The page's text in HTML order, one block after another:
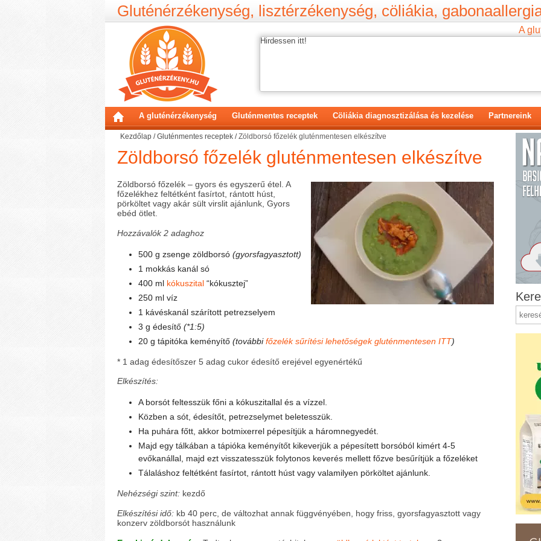
Gluténérzékenység, lisztérzékenység, cöliákia,
A
Hirdessen itt!
A gluténérzékenység Gluténmentes receptek Cöliákia diagnosztizálása és kezelése Partnereink
Kezdőlap /Gluténmentes receptek /Zöldborsó főzelék gluténmentesen elkészítve
Zöldborsó főzelék gluténmentesen elkészítve
Zöldborsó főzelék – gyors és egyszerű étel. A
főzelékhez feltétként fasírtot, rántott húst,
pörköltet vagy akár sült virslit ajánlunk, Gyors
ebéd ötlet.
Hozzávalók 2 adaghoz
500 g zsenge zöldborsó (gyorsfagyasztott)
1 mokkás kanál só
400 ml kókuszital “kókusztej”
250 ml víz
1 kávéskanál szárított petrezselyem
3 g édesítő (*1:5)
20 g tápitóka keményítő (továbbifőzelék sűrítési lehetőségek gluténmentesen ITT)
* 1 adag édesítőszer 5 adag cukor édesítő erejével egyenértékű
Elkészítés:
A borsót feltesszük főni a kókuszitallal és a vízzel.
Közben a sót, édesítőt, petrezselymet beletesszük.
Ha puhára főtt, akkor botmixerrel pépesítjük a háromnegyedét.
Majd egy tálkában a tápióka keményítőt kikeverjük a pépesített borsóból kimért 4-5
evőkanállal, majd ezt visszatesszük folytonos keverés mellett főzve besűrítjük a főzeléket
Tálaláshoz feltétként fasírtot, rántott húst vagy valamilyen pörköltet ajánlunk.
Nehézségi szint: kezdő
Elkészítési idő: kb 40 perc, de változhat annak függvényében, hogy friss, gyorsfagyasztott vagy
konzerv zöldborsót használunk